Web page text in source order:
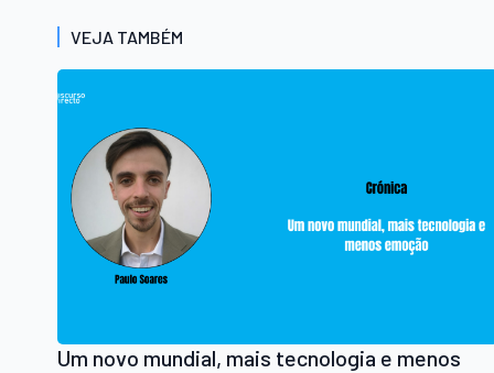
VEJA TAMBÉM
Um novo mundial, mais tecnologia e menos